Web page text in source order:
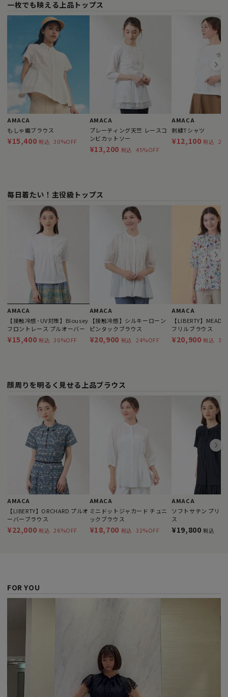
一枚でも映える上品トップス
AMACA
もしゃ織ブラウス
¥15,400 税込 30%OFF
AMACA
プレーティング天竺 レースコ
ンビカットソー
¥13,200 税込 45%OFF
AMACA
刺繍Tシャツ
¥12,100 税込
毎日着たい！主役級トップス
AMACA
【接触冷感･UV対策】Blousey
フロントレース プルオーバー
¥15,400 税込 30%OFF
AMACA
【接触冷感】シルキーローン
ピンタックブラウス
¥20,900 税込 24%OFF
AMACA
【LIBERTY】
フリルブラウス
¥20,900 税込
顔周りを明るく見せる上品ブラウス
AMACA
【LIBERTY】ORCHARD プルオ
ーバーブラウス
¥22,000 税込 26%OFF
AMACA
ミニドットジャカード チュニ
ックブラウス
¥18,700 税込 32%OFF
AMACA
ソフトサテン プリー
ス
¥19,800 税込
FOR YOU